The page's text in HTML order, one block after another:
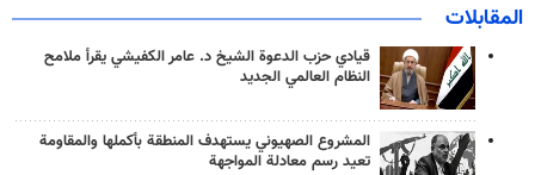
المقابلات
قيادي حزب الدعوة الشيخ د. عامر الكفيشي يقرأ ملامح
النظام العالمي الجديد
المشروع الصهيوني يستهدف المنطقة بأكملها والمقاومة
تعيد رسم معادلة المواجهة